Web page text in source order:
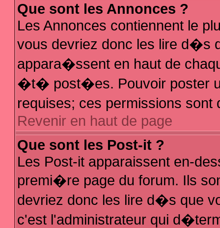
Que sont les Annonces ?
Les Annonces contiennent le
vous devriez donc les lire d�s
appara�ssent en haut de
�t� post�es. Pouvoir poster
requises; ces permissions
Revenir en haut de page
Que sont les Post-it ?
Les Post-it apparaissent en-
premi�re page du forum. Ils
devriez donc les lire d�s que
c'est l'administrateur qui